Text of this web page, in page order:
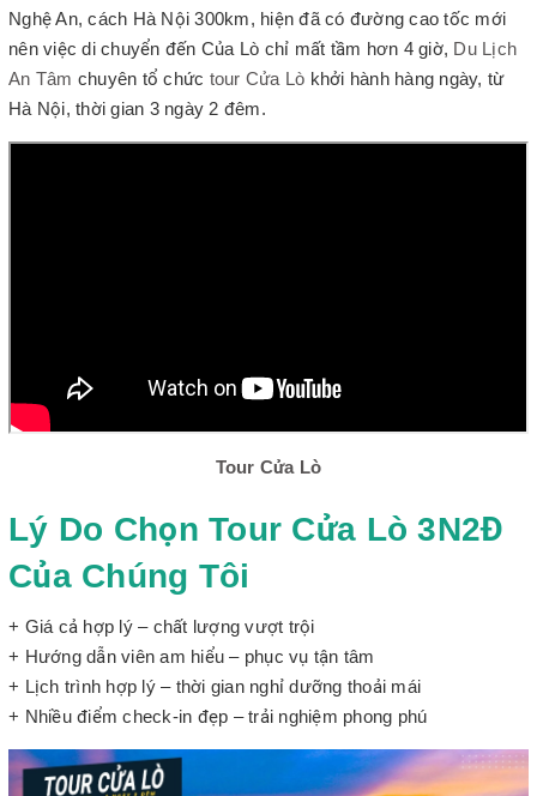
Nghệ An, cách Hà Nội 300km, hiện đã có đường cao tốc mới
nên việc di chuyển đến Của Lò chỉ mất tầm hơn 4 giờ, Du Lịch
An Tâm chuyên tổ chức tour Cửa Lò khởi hành hàng ngày, từ
Hà Nội, thời gian 3 ngày 2 đêm.
Tour Cửa Lò
Lý Do Chọn Tour Cửa Lò 3N2Đ
Của Chúng Tôi
+ Giá cả hợp lý – chất lượng vượt trội
+ Hướng dẫn viên am hiểu – phục vụ tận tâm
+ Lịch trình hợp lý – thời gian nghỉ dưỡng thoải mái
+ Nhiều điểm check-in đẹp – trải nghiệm phong phú